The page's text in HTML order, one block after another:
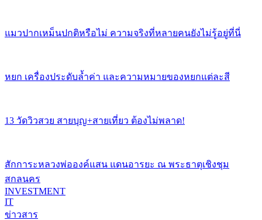
แมวปากเหม็นปกติหรือไม่ ความจริงที่หลายคนยังไม่รู้อยู่ที่นี่
หยก เครื่องประดับล้ำค่า และความหมายของหยกแต่ละสี
13 วัดวิวสวย สายบุญ+สายเที่ยว ต้องไม่พลาด!
สักการะหลวงพ่อองค์แสน แดนอารยะ ณ พระธาตุเชิงชุม
สกลนคร
INVESTMENT
IT
ข่าวสาร